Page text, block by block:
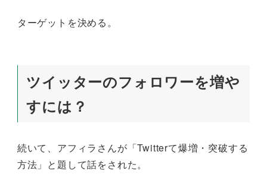
ターゲットを決める。
ツイッターのフォロワーを増や
すには？
続いて、アフィラさんが「Twitterて爆増・突破する
方法」と題して話をされた。